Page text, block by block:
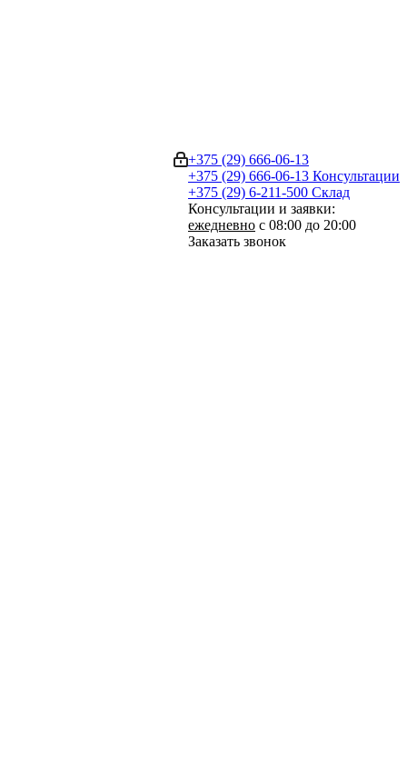
+375 (29) 666-06-13
+375 (29) 666-06-13 Консультации
+375 (29) 6-211-500 Склад
Консультации и заявки:
ежедневно с 08:00 до 20:00
Заказать звонок